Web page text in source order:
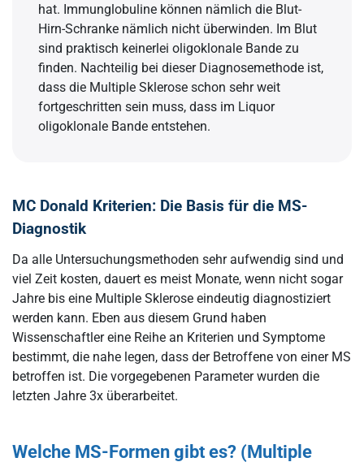
hat. Immunglobuline können nämlich die Blut-
Hirn-Schranke nämlich nicht überwinden. Im Blut
sind praktisch keinerlei oligoklonale Bande zu
finden. Nachteilig bei dieser Diagnosemethode ist,
dass die Multiple Sklerose schon sehr weit
fortgeschritten sein muss, dass im Liquor
oligoklonale Bande entstehen.
MC Donald Kriterien: Die Basis für die MS-
Diagnostik
Da alle Untersuchungsmethoden sehr aufwendig sind und
viel Zeit kosten, dauert es meist Monate, wenn nicht sogar
Jahre bis eine Multiple Sklerose eindeutig diagnostiziert
werden kann. Eben aus diesem Grund haben
Wissenschaftler eine Reihe an Kriterien und Symptome
bestimmt, die nahe legen, dass der Betroffene von einer MS
betroffen ist. Die vorgegebenen Parameter wurden die
letzten Jahre 3x überarbeitet.
Welche MS-Formen gibt es? (Multiple